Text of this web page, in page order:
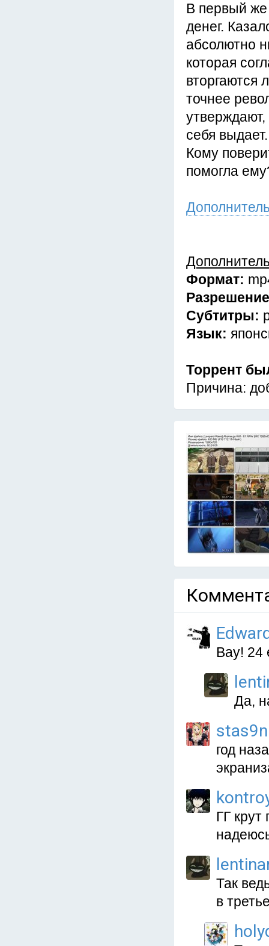
В первый же
денег.
абсолютно
которая
вторгаются
точнее
себя выдает.
Кому
помогла
Формат:
Субтитры:
Язык:
Торрент
Причина:
Вау! 24
Да,
stas9n
год
ГГ крут
Так
в